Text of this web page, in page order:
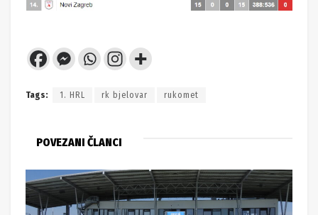
Tags: 1. HRL rk bjelovar rukomet
POVEZANI ČLANCI